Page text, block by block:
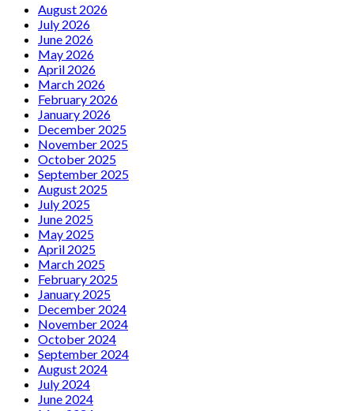
August 2026
July 2026
June 2026
May 2026
April 2026
March 2026
February 2026
January 2026
December 2025
November 2025
October 2025
September 2025
August 2025
July 2025
June 2025
May 2025
April 2025
March 2025
February 2025
January 2025
December 2024
November 2024
October 2024
September 2024
August 2024
July 2024
June 2024